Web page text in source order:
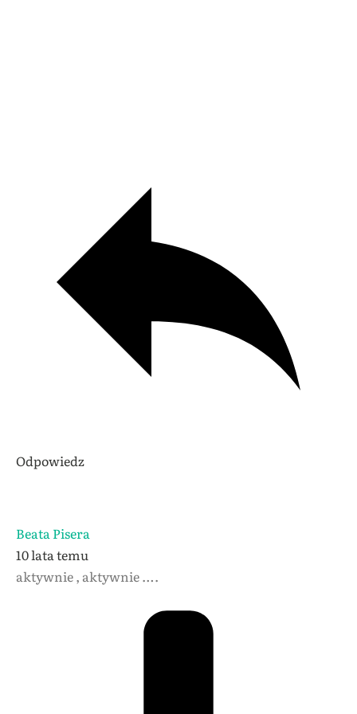
Odpowiedz
Beata Pisera
10 lata temu
aktywnie , aktywnie ….